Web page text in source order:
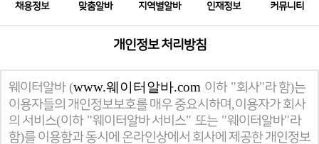
채용정보 맞춤알바 지역별알바 인재정보 커뮤니티
개인정보 처리방침​
웨이터알바 (www.웨이터알바.com 이하 "회사"라 함)는
이용자들의 개인정보보호를 매우 중요시하며,이용자가 회사
의 서비스(이하 "웨이터알바 서비스" 또는 "웨이터알바"라
함)를 이용함과 동시에 온라인상에서 회사에 제공한 개인정보